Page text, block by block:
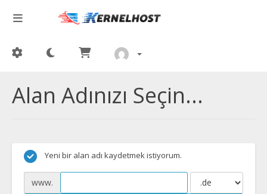
Alan Adınızı Seçin...
Yeni bir alan adı kaydetmek istiyorum.
www.